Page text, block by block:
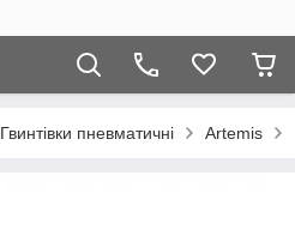
Гвинтівки пневматичні Artemis